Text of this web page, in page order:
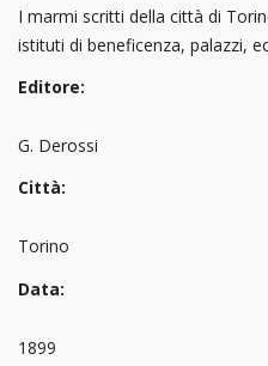
I marmi scritti della città di
istituti di beneficenza, palazzi,
Editore:
G. Derossi
Città:
Torino
Data:
1899